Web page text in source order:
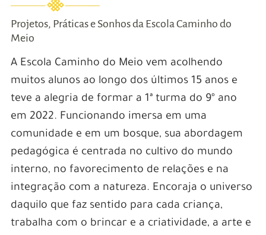
Projetos, Práticas e Sonhos da Escola Caminho do
Meio
A Escola Caminho do Meio vem acolhendo
muitos alunos ao longo dos últimos 15 anos e
teve a alegria de formar a 1ª turma do 9º ano
em 2022. Funcionando imersa em uma
comunidade e em um bosque, sua abordagem
pedagógica é centrada no cultivo do mundo
interno, no favorecimento de relações e na
integração com a natureza. Encoraja o universo
daquilo que faz sentido para cada criança,
trabalha com o brincar e a criatividade, a arte e